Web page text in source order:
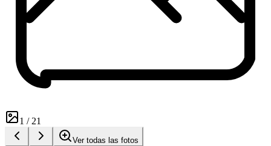
1 /21
Ver todas las fotos